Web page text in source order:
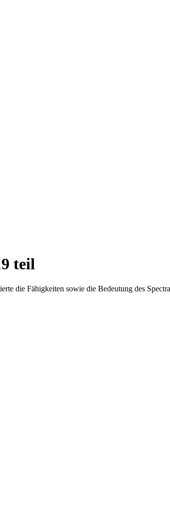
teil
die Fähigkeiten sowie die Bedeutung des